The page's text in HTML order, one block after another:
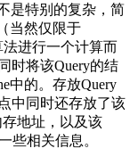
是特别的复杂，简
当然仅限于
法进行一个计算而
时将该Query的结
中的。存放Query
中同时还存放了该
存地址，以及该
些相关信息。